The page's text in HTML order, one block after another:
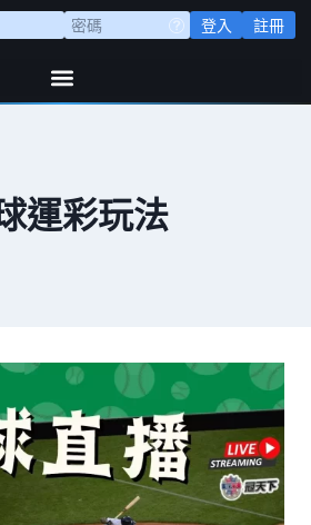
登入 註冊
運彩玩法